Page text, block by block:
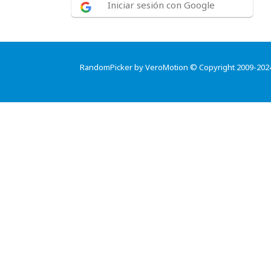
Iniciar sesión con Google
RandomPicker by VeroMotion © Copyright 2009-